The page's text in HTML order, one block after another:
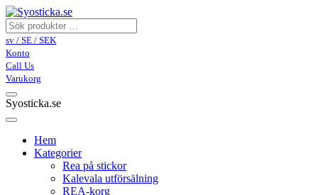
sv / SE / SEK
Konto
Call Us
Varukorg
Syosticka.se
Hem
Kategorier
Rea på stickor
Kalevala utförsälning
REA-korg